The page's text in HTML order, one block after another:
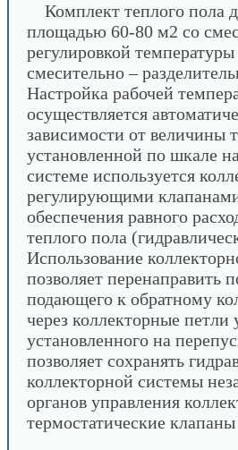
Комплект теплого пола
площадью 60-80 м2 со
регулировкой
смесительно –
Настройка рабочей
осуществляется
зависимости от величины
установленной по шкале
системе используется
регулирующими
обеспечения равного
теплого пола
Использование
позволяет перенаправить
подающего к обратному
через коллекторные
установленного на
позволяет сохранять
коллекторной системы
органов управления
термостатические